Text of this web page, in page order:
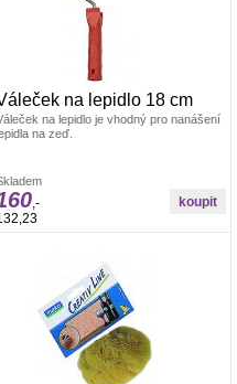
na lepidlo 18 cm
na lepidlo je vhodný pro nanášení
na zeď.
,-